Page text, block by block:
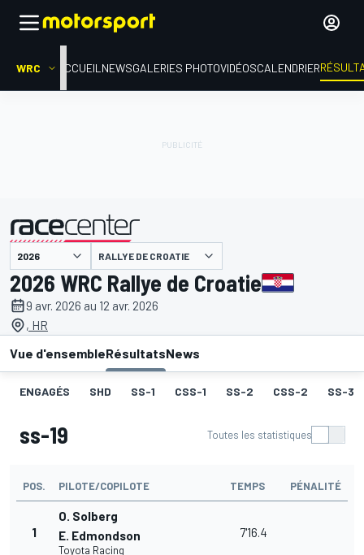
WRC ACCUEIL NEWSGALERIES PHOTOVIDÉOSCALENDRIER
présenté par RALLYE DE CROATIE
2026 WRC Rallye de Croatie
9 avr. 2026 au 12 avr. 2026
, HR
Vue d'ensembleRésultatsNews
ENGAGÉS SHD SS-1 CSS-1 SS-2 CSS-2 SS-3
ss-19 Toutes les statistiques
POS. PILOTE/COPILOTE TEMPS PÉNALITÉ
1
O. Solberg
E. Edmondson
Toyota Racing
7'16.4